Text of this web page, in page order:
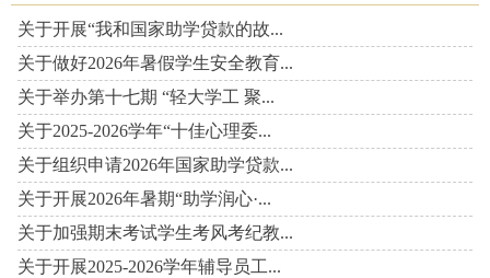
关于开展“我和国家助学贷款的故...
关于做好2026年暑假学生安全教育...
关于举办第十七期 “轻大学工 聚...
关于2025-2026学年“十佳心理委...
关于组织申请2026年国家助学贷款...
关于开展2026年暑期“助学润心·...
关于加强期末考试学生考风考纪教...
关于开展2025-2026学年辅导员工...